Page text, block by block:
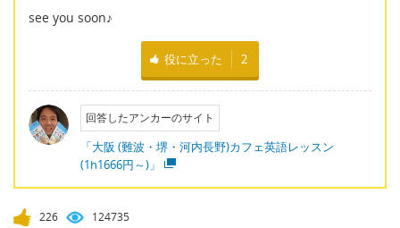
see you soon♪
役に立った 2
回答したアンカーのサイト
「大阪 (難波・堺・河内長野)カフェ英語レッスン
(1h1666円～)」
226 124735